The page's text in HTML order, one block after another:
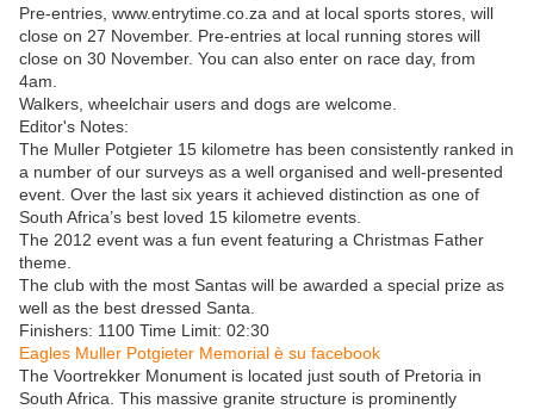
Pre-entries, www.entrytime.co.za and at local sports stores, will
close on 27 November. Pre-entries at local running stores will
close on 30 November. You can also enter on race day, from
4am.
Walkers, wheelchair users and dogs are welcome.
Editor's Notes:
The Muller Potgieter 15 kilometre has been consistently ranked in
a number of our surveys as a well organised and well-presented
event. Over the last six years it achieved distinction as one of
South Africa’s best loved 15 kilometre events.
The 2012 event was a fun event featuring a Christmas Father
theme.
The club with the most Santas will be awarded a special prize as
well as the best dressed Santa.
Finishers: 1100 Time Limit: 02:30
Eagles Muller Potgieter Memorial è su facebook
The Voortrekker Monument is located just south of Pretoria in
South Africa. This massive granite structure is prominently